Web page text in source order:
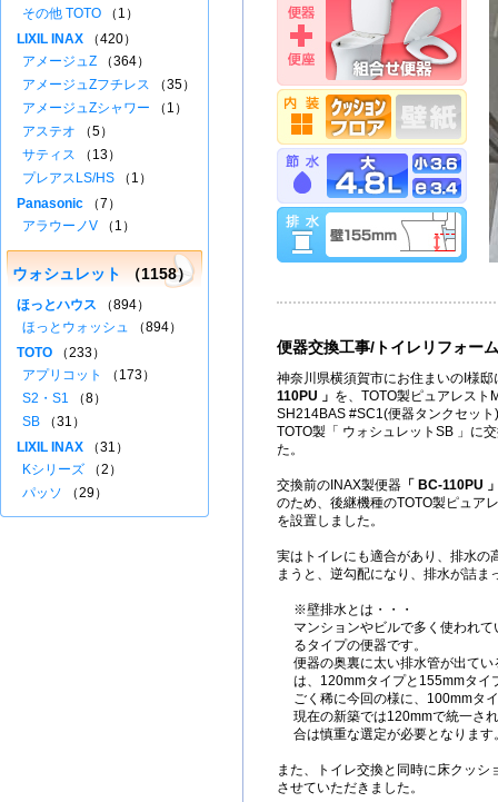
便器交換工事/トイレリフォーム
神奈川県横須賀市にお住まいのI様
110PU 」 を、TOTO製ピュアレスト
SH214BAS #SC1(便器タンクセッ
TOTO製「 ウォシュレットSB 」に
た。
交換前のINAX製便器 「 BC-110PU
のため、後継機種のTOTO製ピュア
を設置しました。
実はトイレにも適合があり、排水の
まうと、逆勾配になり、排水が詰ま
※壁排水とは・・・
マンションやビルで多く使われ
るタイプの便器です。
便器の奥裏に太い排水管が出て
は、120mmタイプと155mmタイ
ごく稀に今回の様に、100mmタ
現在の新築では120mmで統一さ
合は慎重な選定が必要となります
また、トイレ交換と同時に床クッシ
させていただきました。
その他 TOTO （1）
LIXIL INAX （420）
アメージュZ （364）
アメージュZフチレス （35）
アメージュZシャワー （1）
アステオ （5）
サティス （13）
プレアスLS/HS （1）
Panasonic （7）
アラウーノV （1）
ウォシュレット （1158）
ほっとハウス （894）
ほっとウォッシュ （894）
TOTO （233）
アプリコット
（173）
S2・S1 （8）
SB （31）
LIXIL INAX （31）
Kシリーズ （2）
パッソ （29）